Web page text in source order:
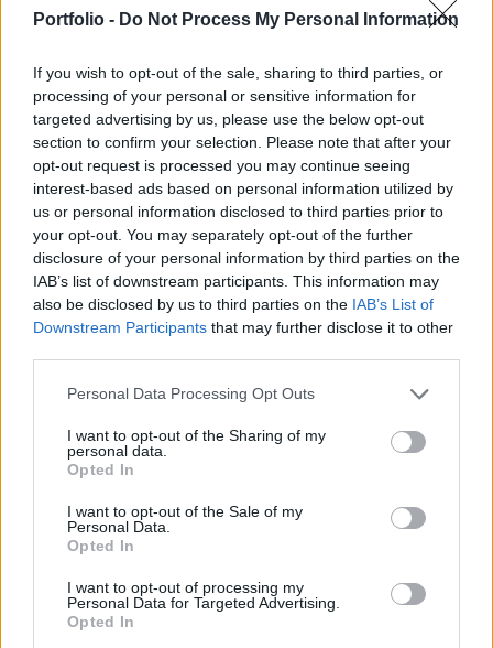
Portfolio - Do Not Process My Personal Information
If you wish to opt-out of the sale, sharing to third parties, or
processing of your personal or sensitive information for
targeted advertising by us, please use the below opt-out
section to confirm your selection. Please note that after your
opt-out request is processed you may continue seeing
interest-based ads based on personal information utilized by
us or personal information disclosed to third parties prior to
your opt-out. You may separately opt-out of the further
disclosure of your personal information by third parties on the
IAB’s list of downstream participants. This information may
also be disclosed by us to third parties on the IAB’s List of
Downstream Participants that may further disclose it to other
Personal Data Processing Opt Outs
I want to opt-out of the Sharing of my
personal data.
Opted In
I want to opt-out of the Sale of my
Personal Data.
Opted In
I want to opt-out of processing my
Personal Data for Targeted Advertising.
Opted In
miniszter. A politikus elmondta, hogy egy új
Mint arról beszámoltunk, a Központi Statisztikai Hivatal a
régiós üzemanyagárak monitorozása és
összehasonlíthatósága érdekében péntektől heti
rendszereséggel közzéteszi új statisztikai gyűjtését a régiós
üzemanyagárakról, a friss számok alapján elmondható,
hogy a hazai üzemanyagárak a környező térség átlagárai
felett vannak. Nagy Márton nemzetgazdasági miniszter...
KEDVES OLVASÓNK!
tartozik, melynek olvasása előfizetéses
regisztrációhoz kötött.
Az előfizetés a következőket tartalmazza:
Kötéslisták: BÉT elmúlt 2 év napon belüli
kötéslistái
Előfizetés